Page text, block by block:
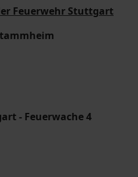
Feuerwehr Stuttgart
- Feuerwache 4